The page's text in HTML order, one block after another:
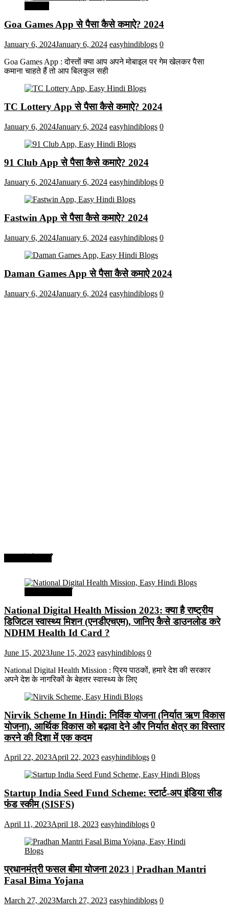
Goa Games App से पैसा कैसे कमाऐ? 2024
January 6, 2024January 6, 2024 easyhindiblogs 0
Goa Games App : दोस्तों क्या आप अपने मोबाइल पर गेम खेलकर पैसा
कमाना चाहते हैं तो आप बिलकुल सही
TC Lottery App से पैसा कैसे कमाऐ? 2024
January 6, 2024January 6, 2024 easyhindiblogs 0
91 Club App से पैसा कैसे कमाऐ? 2024
January 6, 2024January 6, 2024 easyhindiblogs 0
Fastwin App से पैसा कैसे कमाऐ? 2024
January 6, 2024January 6, 2024 easyhindiblogs 0
Daman Games App से पैसा कैसे कमाऐ 2024
January 6, 2024January 6, 2024 easyhindiblogs 0
National Digital Health Mission 2023: क्या है राष्ट्रीय
डिजिटल स्वास्थ्य मिशन (एनडीएचएम), जानिए कैसे डाउनलोड करे
NDHM Health Id Card ?
June 15, 2023June 15, 2023 easyhindiblogs 0
National Digital Health Mission : प्रिय पाठकों, हमारे देश की सरकार
अपने देश के नागरिकों के बेहतर स्वास्थ्य के लिए
Nirvik Scheme In Hindi: निर्विक योजना (निर्यात ऋण विकास
योजना), आर्थिक विकास को बढ़ावा देने और निर्यात क्षेत्र का विस्तार
करने की दिशा में एक कदम
April 22, 2023April 22, 2023 easyhindiblogs 0
Startup India Seed Fund Scheme: स्टार्ट-अप इंडिया सीड
फंड स्कीम (SISFS)
April 11, 2023April 18, 2023 easyhindiblogs 0
प्रधानमंत्री फसल बीमा योजना 2023 | Pradhan Mantri
Fasal Bima Yojana
March 27, 2023March 27, 2023 easyhindiblogs 0